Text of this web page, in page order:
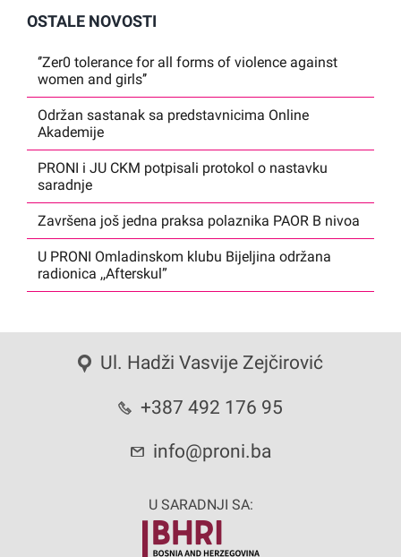
OSTALE NOVOSTI
‘’Zer0 tolerance for all forms of violence against
women and girls’’
Održan sastanak sa predstavnicima Online
Akademije
PRONI i JU CKM potpisali protokol o nastavku
saradnje
Završena još jedna praksa polaznika PAOR B nivoa
U PRONI Omladinskom klubu Bijeljina održana
radionica ,,Afterskul”
Ul. Hadži Vasvije Zejčirović
+387 492 176 95
info@proni.ba
U SARADNJI SA: